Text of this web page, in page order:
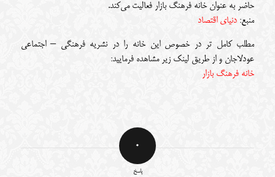
حاضر به عنوان خانه فرهنگ بازار فعالیت می‌کند.
منبع: دنیای اقتصاد
مطلب کامل تر در خصوص این خانه را در نشریه فرهنگی – اجتماعی
عودلاجان و از طریق لینک زیر مشاهده فرمایید:
خانه فرهنگ بازار
0
پاسخ